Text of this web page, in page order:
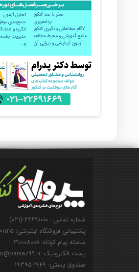
شماره تماس : ۲۲۶۹۱۰۱۰-(۰۲۱)
پشتیبانی فروشگاه اینترنتی: ۰۹۱۲۸۵۰۱۱۲۵
سامانه پیام کوتاه: ۳۰۰۰۸۰۰۸
پست الکترونیک: info@parvaz99.ir
صندوق پستی: ۱۹۴۹-۱۹۳۹۵